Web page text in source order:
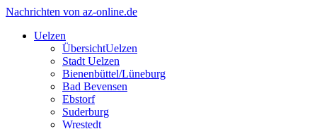
Nachrichten von az-online.de
Uelzen
ÜbersichtUelzen
Stadt Uelzen
Bienenbüttel/Lüneburg
Bad Bevensen
Ebstorf
Suderburg
Wrestedt